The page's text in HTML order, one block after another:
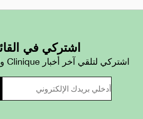
اشتركي في
اشتركي لتلقي آخر أخبار Clinique والعروض الحصرية.